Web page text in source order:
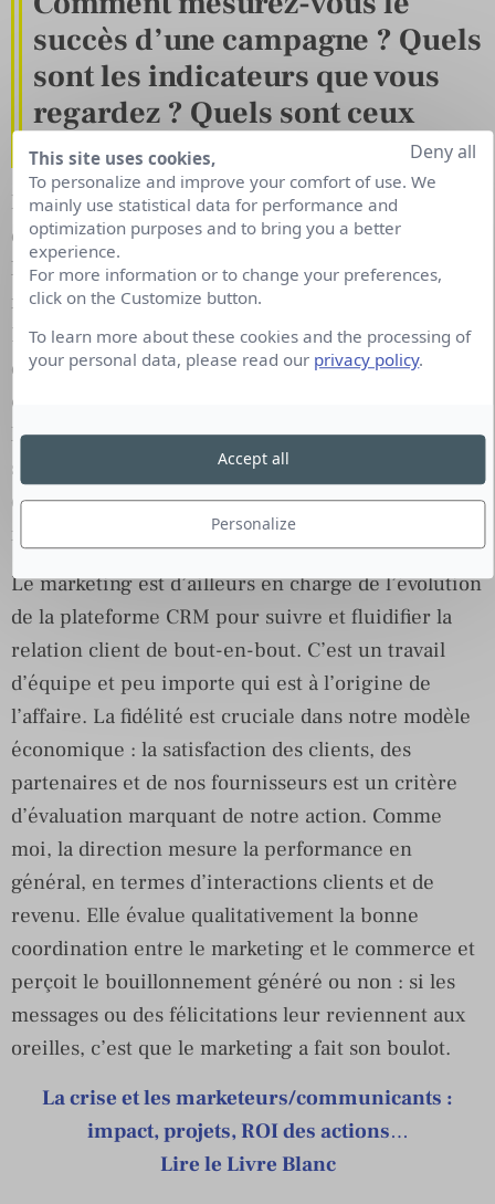
succès d’une campagne ? Quels
sont les indicateurs que vous
regardez ? Quels sont ceux
demandés par votre Direction ?
Notre seul indicateur tangible est le nombre
d’interactions générées. L’idéal est bien-sûr de lier
les opportunités commerciales aux budget
marketing engagés mais dans notre métier, en
B2B, avec une myriade de petites campagnes et
des cycles de vente plutôt longs, les ratios que
certains services marketing nous présentent me
laissent dubitatif. Même si je suis le premier à être
séduit par les processus théoriques de génération
de business. Je m’en tiens à une vision macro :
marketing et commerce, même combat.
Le marketing est d’ailleurs en charge de l’évolution
de la plateforme CRM pour suivre et fluidifier la
relation client de bout-en-bout. C’est un travail
d’équipe et peu importe qui est à l’origine de
l’affaire. La fidélité est cruciale dans notre modèle
économique : la satisfaction des clients, des
partenaires et de nos fournisseurs est un critère
d’évaluation marquant de notre action. Comme
moi, la direction mesure la performance en
général, en termes d’interactions clients et de
revenu. Elle évalue qualitativement la bonne
coordination entre le marketing et le commerce et
perçoit le bouillonnement généré ou non : si les
messages ou des félicitations leur reviennent aux
oreilles, c’est que le marketing a fait son boulot.
La crise et les marketeurs/communicants :
impact, projets, ROI des actions…
Lire le Livre Blanc
This site uses cookies,
To personalize and improve your comfort of use. We
mainly use statistical data for performance and
optimization purposes and to bring you a better
experience.
For more information or to change your preferences,
click on the Customize button.
To learn more about these cookies and the processing of
your personal data, please read our privacy policy.
Personalize
Deny all
Accept all